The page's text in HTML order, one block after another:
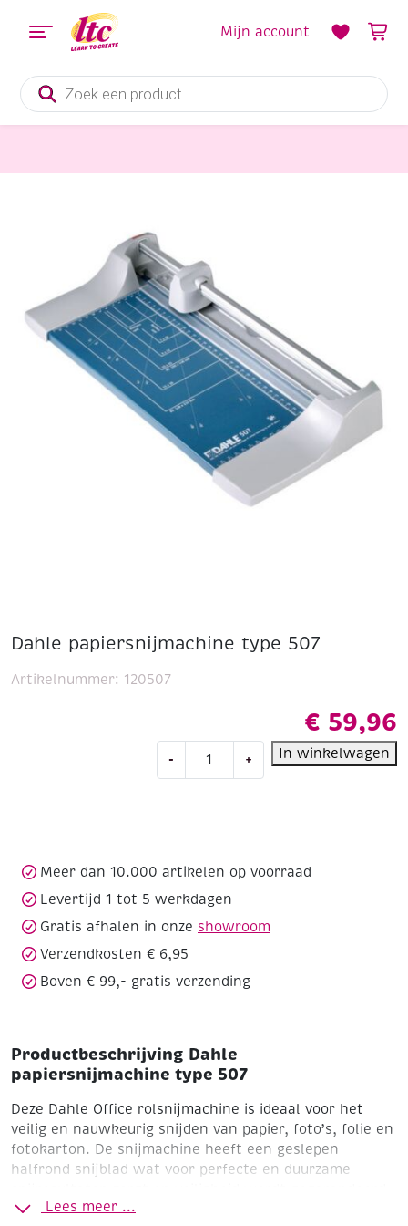
Producten
zoeken
Mijn account
Dahle papiersnijmachine type 507
€ 59,96
-
papiersnijmachine
+ In winkelwagen
Artikelnummer: 120507
Meer dan 10.000 artikelen op voorraad
Levertijd 1 tot 5 werkdagen
Gratis afhalen in onze showroom
Verzendkosten € 6,95
Boven € 99,- gratis verzending
Productbeschrijving Dahle
papiersnijmachine type 507
Deze Dahle Office rolsnijmachine is ideaal voor het
veilig en nauwkeurig snijden van papier, foto’s, folie en
fotokarton. De snijmachine heeft een geslepen
halfrond snijblad wat voor perfecte en duurzame
door de kunststof behuizing van het snijblad. De
Lees meer ...